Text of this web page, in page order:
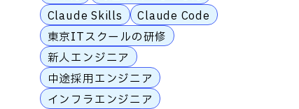
Claude Skills
Claude Code
東京ITスクールの研修
新人エンジニア
中途採用エンジニア
インフラエンジニア